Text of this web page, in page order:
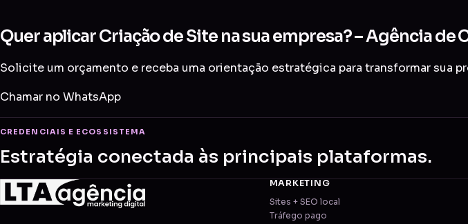
Quer aplicar Criação de Site na sua empresa? – Agência de
Solicite um orçamento e receba uma orientação estratégica para transformar sua
Chamar no WhatsApp
CREDENCIAIS E ECOSSISTEMA
Estratégia conectada às principais plataformas.
MARKETING
Sites + SEO local
Tráfego pago